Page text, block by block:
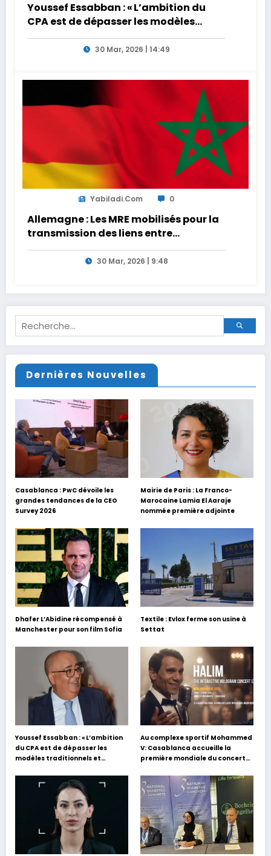
Youssef Essabban : « L’ambition du
CPA est de dépasser les modèles
traditionnels et académiques de
formation en s’appuyant sur le
30 Mar, 2026 | 14:49
Yabiladi.com 0
Allemagne : Les MRE mobilisés pour la
transmission des liens entre
générations
30 Mar, 2026 | 9:48
Dernières Nouvelles
Casablanca : PwC dévoile les
grandes tendances de la CEO
Survey 2026
Mairie de Paris : La Franco-
Marocaine Lamia El Aaraje
nommée première adjointe
Dhafer L’Abidine récompensé à
Manchester pour son film Sofia
Textile : Evlox ferme son usine à
Settat
Youssef Essabban : « L’ambition
du CPA est de dépasser les
modèles traditionnels et
s’appuyant sur le partage des
expériences »
Au complexe sportif Mohammed
V: Casablanca accueille la
première mondiale du concert
Hafez